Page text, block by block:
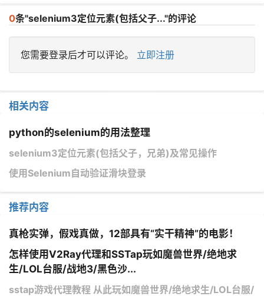
0条"selenium3定位元素(包括父子..."的评论
您需要登录后才可以评论。 立即注册
相关内容
python的selenium的用法整理
selenium3定位元素(包括父子，兄弟)及常见操作
使用Selenium自动验证滑块登录
推荐内容
真枪实弹，假戏真做，12部具有“实干精神”的电影！
怎样使用V2Ray代理和SSTap玩如魔兽世界/绝地求
生/LOL台服/战地3/黑色沙...
sstap游戏代理教程 从此玩如魔兽世界/绝地求生/LOL台服/